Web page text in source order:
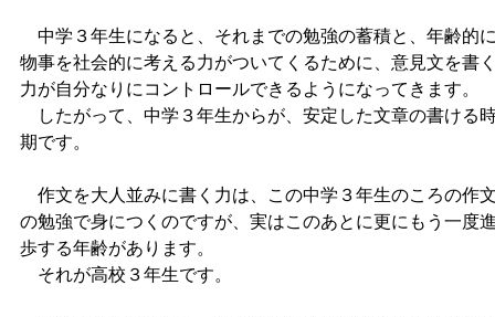
中学３年生になると、それまでの勉強の蓄積と、年齢的
物事を社会的に考える力がついてくるために、意見文を書
力が自分なりにコントロールできるようになってきます。
したがって、中学３年生からが、安定した文章の書ける
期です。
作文を大人並みに書く力は、この中学３年生のころの作
の勉強で身につくのですが、実はこのあとに更にもう一度
歩する年齢があります。
それが高校３年生です。